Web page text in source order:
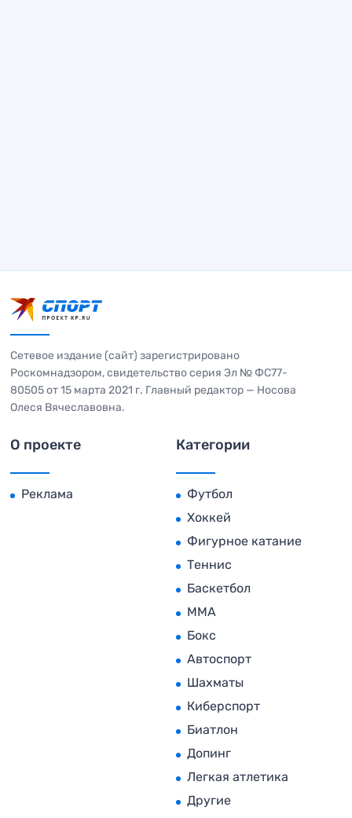
Сетевое издание (сайт) зарегистрировано
Роскомнадзором, свидетельство серия Эл № ФС77-
80505 от 15 марта 2021 г. Главный редактор — Носова
Олеся Вячеславовна.
О проекте
Реклама
Категории
Футбол
Хоккей
Фигурное катание
Теннис
Баскетбол
MMA
Бокс
Автоспорт
Шахматы
Киберспорт
Биатлон
Допинг
Легкая атлетика
Другие